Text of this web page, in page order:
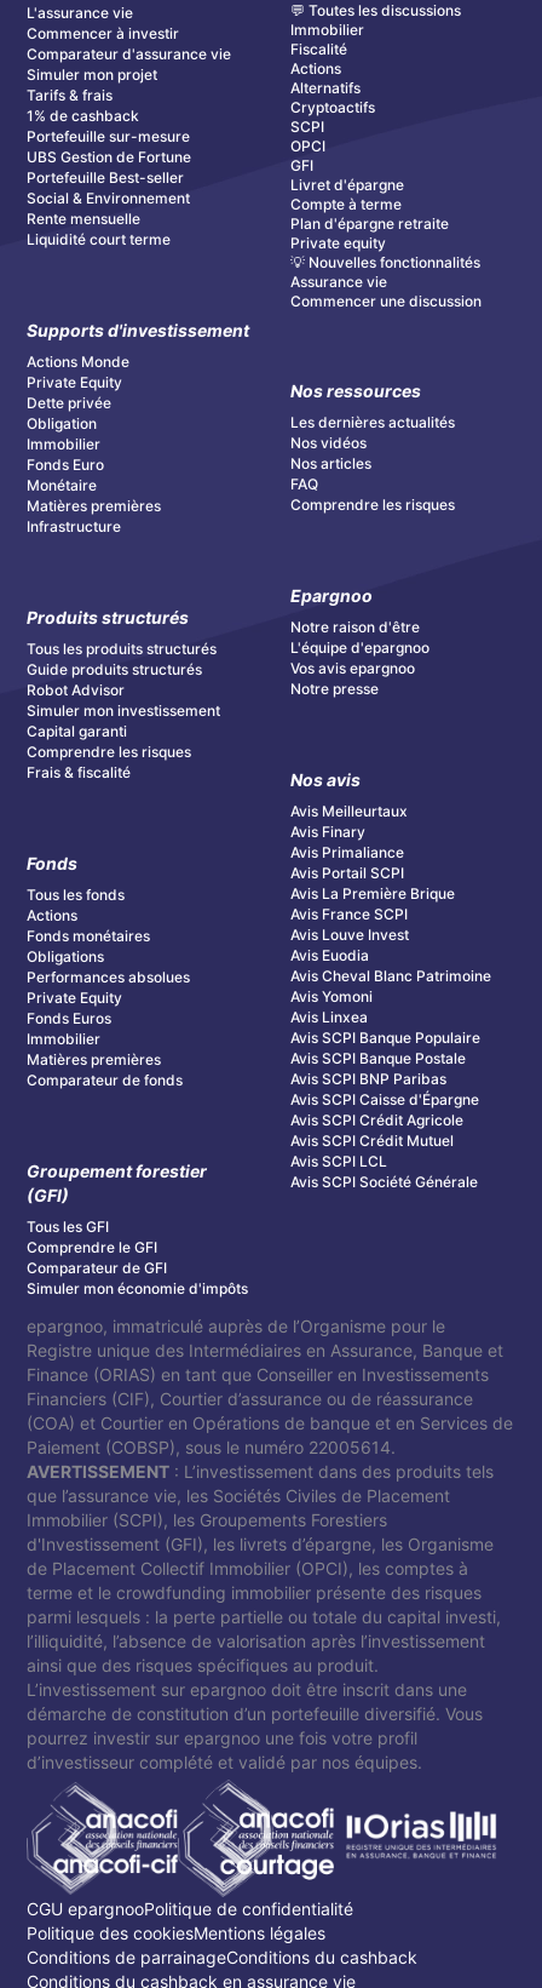
L'assurance vie
Commencer à investir
Comparateur d'assurance vie
Simuler mon projet
Tarifs & frais
1% de cashback
Portefeuille sur-mesure
UBS Gestion de Fortune
Portefeuille Best-seller
Social & Environnement
Rente mensuelle
Liquidité court terme
Supports d'investissement
Actions Monde
Private Equity
Dette privée
Obligation
Immobilier
Fonds Euro
Monétaire
Matières premières
Infrastructure
Produits structurés
Tous les produits structurés
Guide produits structurés
Robot Advisor
Simuler mon investissement
Capital garanti
Comprendre les risques
Frais & fiscalité
Fonds
Tous les fonds
Actions
Fonds monétaires
Obligations
Performances absolues
Private Equity
Fonds Euros
Immobilier
Matières premières
Comparateur de fonds
Groupement forestier
(GFI)
Tous les GFI
Comprendre le GFI
Comparateur de GFI
Simuler mon économie d'impôts
💬 Toutes les discussions
Immobilier
Fiscalité
Actions
Alternatifs
Cryptoactifs
SCPI
OPCI
GFI
Livret d'épargne
Compte à terme
Plan d'épargne retraite
Private equity
💡 Nouvelles fonctionnalités
Assurance vie
Commencer une discussion
Nos ressources
Les dernières actualités
Nos vidéos
Nos articles
FAQ
Comprendre les risques
Epargnoo
Notre raison d'être
L'équipe d'epargnoo
Vos avis epargnoo
Notre presse
Nos avis
Avis Meilleurtaux
Avis Finary
Avis Primaliance
Avis Portail SCPI
Avis La Première Brique
Avis France SCPI
Avis Louve Invest
Avis Euodia
Avis Cheval Blanc Patrimoine
Avis Yomoni
Avis Linxea
Avis SCPI Banque Populaire
Avis SCPI Banque Postale
Avis SCPI BNP Paribas
Avis SCPI Caisse d'Épargne
Avis SCPI Crédit Agricole
Avis SCPI Crédit Mutuel
Avis SCPI LCL
Avis SCPI Société Générale
epargnoo, immatriculé auprès de l’Organisme pour le
Registre unique des Intermédiaires en Assurance, Banque et
Finance (ORIAS) en tant que Conseiller en Investissements
Financiers (CIF), Courtier d’assurance ou de réassurance
(COA) et Courtier en Opérations de banque et en Services de
Paiement (COBSP), sous le numéro 22005614.
AVERTISSEMENT : L’investissement dans des produits tels
que l’assurance vie, les Sociétés Civiles de Placement
Immobilier (SCPI), les Groupements Forestiers
d'Investissement (GFI), les livrets d’épargne, les Organisme
de Placement Collectif Immobilier (OPCI), les comptes à
terme et le crowdfunding immobilier présente des risques
parmi lesquels : la perte partielle ou totale du capital investi,
l’illiquidité, l’absence de valorisation après l’investissement
ainsi que des risques spécifiques au produit.
L’investissement sur epargnoo doit être inscrit dans une
démarche de constitution d’un portefeuille diversifié. Vous
pourrez investir sur epargnoo une fois votre profil
d’investisseur complété et validé par nos équipes.
CGU epargnooPolitique de confidentialité
Politique des cookiesMentions légales
Conditions de parrainageConditions du cashback
Conditions du cashback en assurance vie